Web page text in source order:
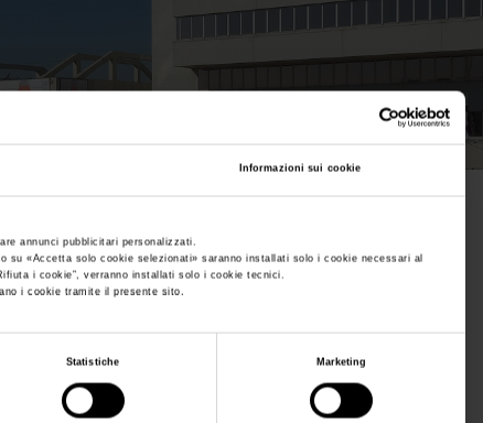
Informazioni sui cookie
annunci pubblicitari personalizzati.
su «Accetta solo cookie selezionati» saranno installati solo i cookie necessari al
i cookie”, verranno installati solo i cookie tecnici.
i cookie tramite il presente sito.
Statistiche Marketing